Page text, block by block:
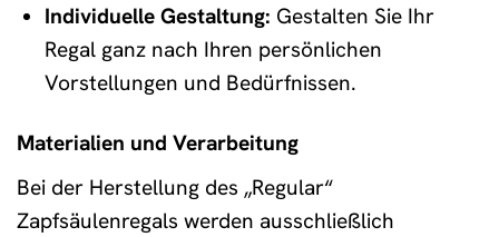
Individuelle Gestaltung: Gestalten Sie Ihr
Regal ganz nach Ihren persönlichen
Vorstellungen und Bedürfnissen.
Materialien und Verarbeitung
Bei der Herstellung des „Regular“
Zapfsäulenregals werden ausschließlich